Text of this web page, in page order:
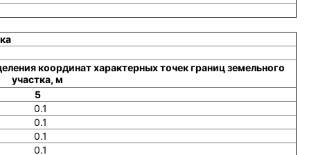
координат характерных точек границ земельного
участка, м
5
0.1
0.1
0.1
0.1